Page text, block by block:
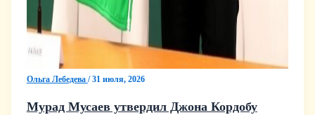
Ольга Лебедева /31 июля, 2026
Мурад Мусаев утвердил Джона Кордобу